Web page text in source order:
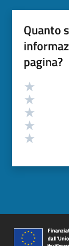
Quanto
pagina?
Valutazione